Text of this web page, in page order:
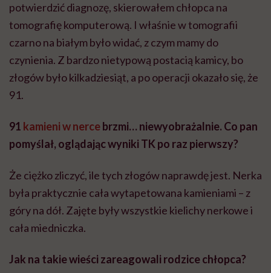
potwierdzić diagnozę, skierowałem chłopca na
tomografię komputerową. I właśnie w tomografii
czarno na białym było widać, z czym mamy do
czynienia. Z bardzo nietypową postacią kamicy, bo
złogów było kilkadziesiąt, a po operacji okazało się, że
91.
91 kamieni w nercebrzmi… niewyobrażalnie. Co pan
pomyślał, oglądając wyniki TK po raz pierwszy?
Że ciężko zliczyć, ile tych złogów naprawdę jest. Nerka
była praktycznie cała wytapetowana kamieniami – z
góry na dół. Zajęte były wszystkie kielichy nerkowe i
cała miedniczka.
Jak na takie wieści zareagowali rodzice chłopca?